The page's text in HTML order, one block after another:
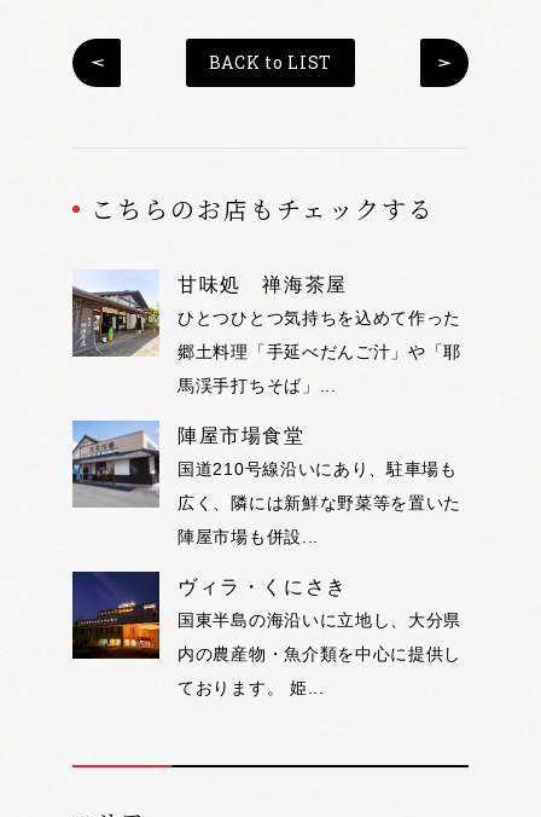
BACK to LIST
こちらのお店もチェックする
甘味処 禅海茶屋
ひとつひとつ気持ちを込めて作った
郷土料理「手延べだんご汁」や「耶
馬渓手打ちそば」...
陣屋市場食堂
国道210号線沿いにあり、駐車場も
広く、隣には新鮮な野菜等を置いた
陣屋市場も併設...
ヴィラ・くにさき
国東半島の海沿いに立地し、大分県
内の農産物・魚介類を中心に提供し
ております。 姫...